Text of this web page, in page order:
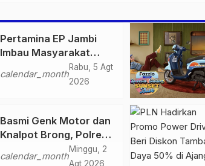
Pertamina EP Jambi
Imbau Masyarakat
Tidak Beraktivitas di
Atas Jalur Pipa Migas
calendar_month
Rabu, 5 Agt
2026
Basmi Genk Motor dan
Knalpot Brong, Polres
Tanjab Barat Amankan
Belasan Kendaraan
calendar_month
Minggu, 2
Agt 2026